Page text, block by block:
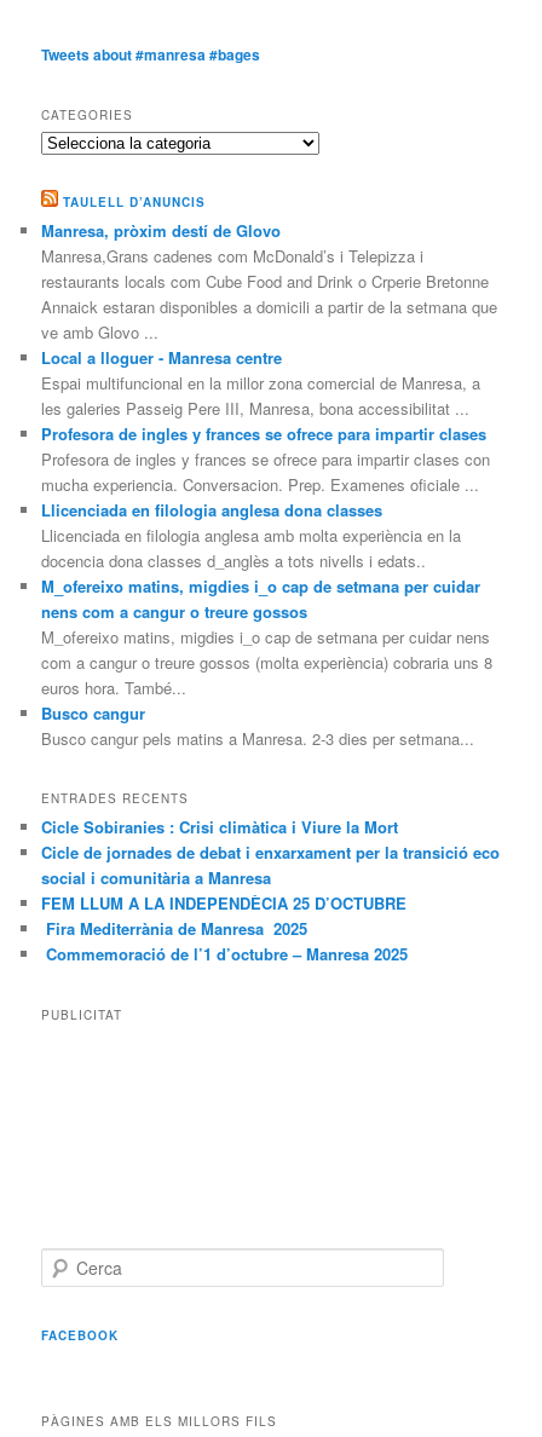
Tweets about #manresa #bages
CATEGORIES
Categories
TAULELL D’ANUNCIS
Manresa, pròxim destí de Glovo
Manresa,Grans cadenes com McDonald’s i Telepizza i
restaurants locals com Cube Food and Drink o Crperie Bretonne
Annaick estaran disponibles a domicili a partir de la setmana que
ve amb Glovo ...
Local a lloguer - Manresa centre
Espai multifuncional en la millor zona comercial de Manresa, a
les galeries Passeig Pere III, Manresa, bona accessibilitat ...
Profesora de ingles y frances se ofrece para impartir clases
Profesora de ingles y frances se ofrece para impartir clases con
mucha experiencia. Conversacion. Prep. Examenes oficiale ...
Llicenciada en filologia anglesa dona classes
Llicenciada en filologia anglesa amb molta experiència en la
docencia dona classes d_anglès a tots nivells i edats..
M_ofereixo matins, migdies i_o cap de setmana per cuidar
nens com a cangur o treure gossos
M_ofereixo matins, migdies i_o cap de setmana per cuidar nens
com a cangur o treure gossos (molta experiència) cobraria uns 8
euros hora. També...
Busco cangur
Busco cangur pels matins a Manresa. 2-3 dies per setmana...
ENTRADES RECENTS
Cicle Sobiranies : Crisi climàtica i Viure la Mort
Cicle de jornades de debat i enxarxament per la transició eco
social i comunitària a Manresa
FEM LLUM A LA INDEPENDÈCIA 25 D’OCTUBRE
Fira Mediterrània de Manresa 2025
Commemoració de l’1 d’octubre – Manresa 2025
PUBLICITAT
e
c
FACEBOOK
PÀGINES AMB ELS MILLORS FILS